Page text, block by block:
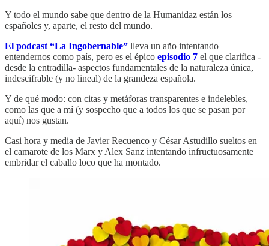
Y todo el mundo sabe que dentro de la Humanidaz están los
españoles y, aparte, el resto del mundo.
El podcast “La Ingobernable” lleva un año intentando
entendernos como país, pero es el épico episodio 7 el que clarifica -
desde la entradilla- aspectos fundamentales de la naturaleza única,
indescifrable (y no lineal) de la grandeza española.
Y de qué modo: con citas y metáforas transparentes e indelebles,
como las que a mí (y sospecho que a todos los que se pasan por
aquí) nos gustan.
Casi hora y media de Javier Recuenco y César Astudillo sueltos en
el camarote de los Marx y Alex Sanz intentando infructuosamente
embridar el caballo loco que ha montado.